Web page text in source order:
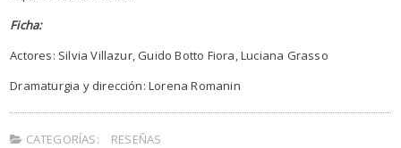
Ficha:
Actores: Silvia Villazur, Guido Botto Fiora, Luciana Grasso
Dramaturgia y dirección: Lorena Romanin
CATEGORÍAS: RESEÑAS